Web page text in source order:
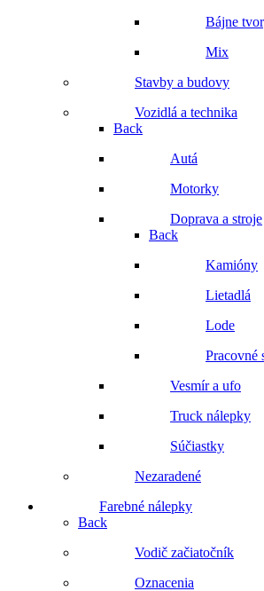
Bájne
Mix
Stavby a budovy
Vozidlá a technika
Back
Autá
Motorky
Doprava a stroje
Back
Kamióny
Lietadlá
Lode
Pracovné
Vesmír a ufo
Truck nálepky
Súčiastky
Nezaradené
Farebné nálepky
Back
Vodič začiatočník
Oznacenia